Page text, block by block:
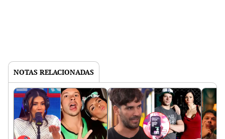
NOTAS RELACIONADAS